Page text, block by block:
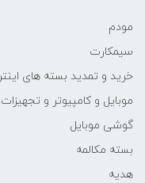
مودم
سیمکارت
خرید و تمدید بسته های
موبایل و کامپیوتر و
گوشی موبایل
بسته مکالمه
هدیه